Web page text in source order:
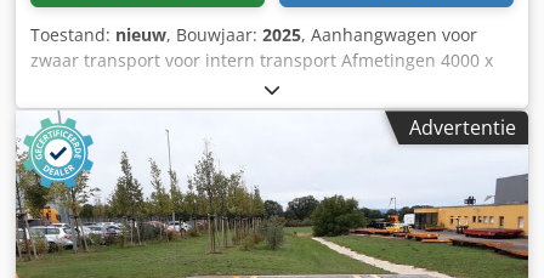
Toestand: nieuw, Bouwjaar: 2025, Aanhangwagen voor
zwaar transport voor intern transport Afmetingen 4000 x
2000 x 510 mm Besturing op alle wielen Banden Geen
Vulkollan banden 350x110x305 Cjdpfx Ael D Ng Nolwerf
Houten transportvloer 40 mm verdiept Geschroefd Lakwerk
in RAL 5010 of RAL 2000 Dissel met 40 mm trekoog,
valbeveiliging en hoogteverstelling. 4 hijsbeugels per lange
zijde zie ladingzekering Optioneel met tweede disselkop
aan de achterzijde zodat de dissel van voor naar achter
verplaatst kan worden
Advertentie